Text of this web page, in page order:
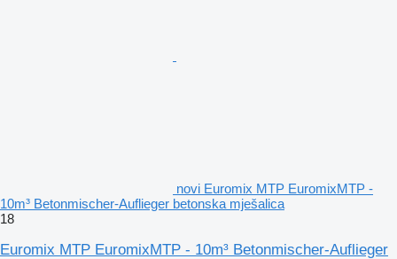
novi Euromix MTP EuromixMTP -
10m³ Betonmischer-Auflieger betonska mješalica
18
Euromix MTP EuromixMTP - 10m³ Betonmischer-Auflieger